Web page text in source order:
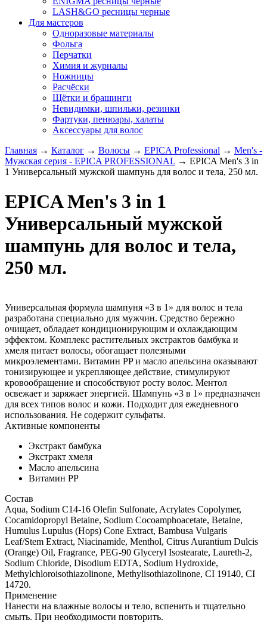
LASH&GO ресницы черные
Для мастеров
Одноразовые материалы
Фольга
Перчатки
Химия и журналы
Ножницы
Расчёски
Щётки и брашинги
Невидимки, шпильки, резинки
Фартуки, пенюары, халаты
Аксессуары для волос
Главная → Каталог → Волосы → EPICA Professional → Men's -
Мужская серия - EPICA PROFESSIONAL → EPICA Men's 3 in
1 Универсальный мужской шампунь для волос и тела, 250 мл.
EPICA Men's 3 in 1
Универсальный мужской
шампунь для волос и тела,
250 мл.
Универсальная формула шампуня «3 в 1» для волос и тела
разработана специально для мужчин. Средство бережно
очищает, обладает кондиционирующим и охлаждающим
эффектом. Комплекс растительных экстрактов бамбука и
хмеля питает волосы, обогащает полезными
микроэлементами. Витамин PP и масло апельсина оказывают
тонизирующее и укрепляющее действие, стимулируют
кровообращение и способствуют росту волос. Ментол
освежает и заряжает энергией. Шампунь «3 в 1» предназначен
для всех типов волос и кожи. Подходит для ежедневного
использования. Не содержит сульфаты.
Активные компоненты
Экстракт бамбука
Экстракт хмеля
Масло апельсина
Витамин PP
Состав
Aqua, Sodium C14-16 Olefin Sulfonate, Acrylates Copolymer,
Cocamidopropyl Betaine, Sodium Cocoamphoacetate, Betaine,
Humulus Lupulus (Hops) Cone Extract, Bambusa Vulgaris
Leaf/Stem Extract, Niacinamide, Menthol, Citrus Aurantium Dulcis
(Orange) Oil, Fragrance, PEG-90 Glyceryl Isostearate, Laureth-2,
Sodium Chloride, Disodium EDTA, Sodium Hydroxide,
Methylchloroisothiazolinone, Methylisothiazolinone, CI 19140, CI
14720.
Применение
Нанести на влажные волосы и тело, вспенить и тщательно
смыть. При необходимости повторить.